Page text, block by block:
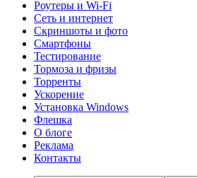
Роутеры и Wi-Fi
Сеть и интернет
Скриншоты и фото
Смартфоны
Тестирование
Тормоза и фризы
Торренты
Ускорение
Установка Windows
Флешка
О блоге
Реклама
Контакты